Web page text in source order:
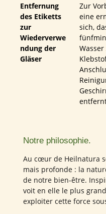
Entfernung
des Etiketts
zur
Wiederverwe
ndung der
Gläser
Zur
eine
sich,
Notre philosophie.
Au cœur de Heilnatura
mais profonde : la
de notre bien-être.
voit en elle le plus
exploiter cette force